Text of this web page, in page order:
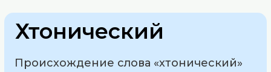
Хтонический
Происхождение слова «хтонический»